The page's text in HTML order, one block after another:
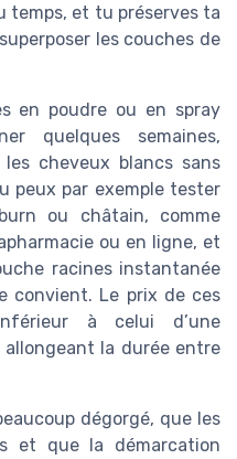
temps, et tu préserves ta
les couches de
en poudre ou en spray
quelques semaines,
cheveux blancs sans
peux par exemple tester
ou châtain, comme
ou en ligne, et
racines instantanée
convient. Le prix de ces
à celui d’une
la durée entre
dégorgé, que les
et que la démarcation